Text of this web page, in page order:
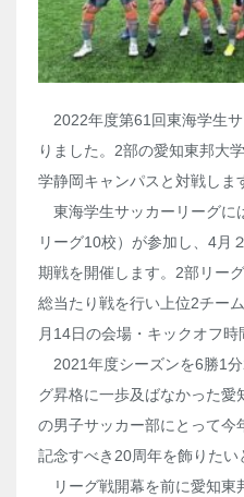
2022年度第61回東海学生
りました。2部の愛知東邦大
学静岡キャンパスと対戦しま
東海学生サッカーリーグに
リーグ10校）が参加し、4月
期戦を開催します。2部リー
総当たり戦を行い上位2チー
月14日の会場・キックオフ時
2021年度シーズンを6勝1
グ昇格に一歩及ばなかった
の男子サッカー部にとって今
記念すべき20周年を飾りたい
リーグ戦開幕を前に愛知東